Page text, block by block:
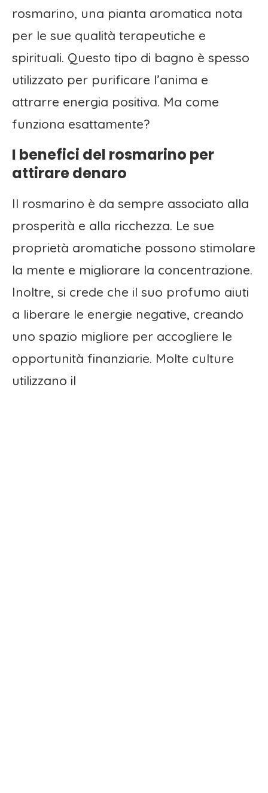
rosmarino, una pianta aromatica nota
per le sue qualità terapeutiche e
spirituali. Questo tipo di bagno è spesso
utilizzato per purificare l’anima e
attrarre energia positiva. Ma come
funziona esattamente?
I benefici del rosmarino per
attirare denaro
Il rosmarino è da sempre associato alla
prosperità e alla ricchezza. Le sue
proprietà aromatiche possono stimolare
la mente e migliorare la concentrazione.
Inoltre, si crede che il suo profumo aiuti
a liberare le energie negative, creando
uno spazio migliore per accogliere le
opportunità finanziarie. Molte culture
utilizzano il